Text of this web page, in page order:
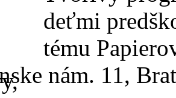
deťmi
tému
nám. 11,